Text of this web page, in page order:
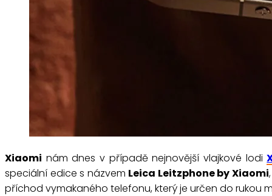
Xiaomi nám dnes v případě nejnovější vlajkové lodi
speciální edice s názvem Leica Leitzphone by Xiaomi
příchod vymakaného telefonu, který je určen do rukou